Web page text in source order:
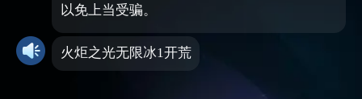
以免上当受骗。
火炬之光无限冰1开荒